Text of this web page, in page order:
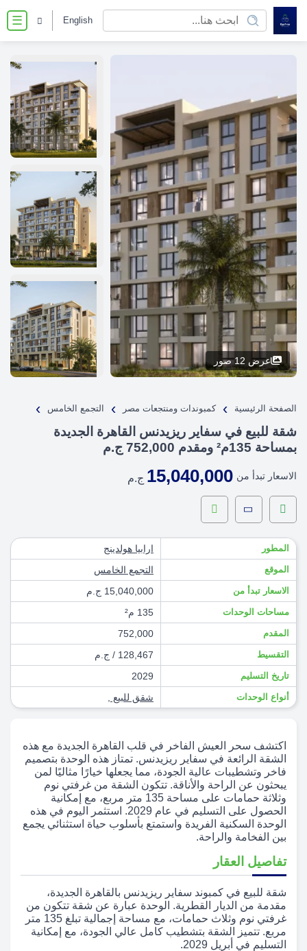
☰ English
عرض 12 صور
الصفحة الرئيسية › كمبوندات ومنتجعات مصر › التجمع الخامس ›
شقة للبيع في سفاير ريزيدنس القاهرة الجديدة
بمساحة 135م² ومقدم 752,000 ج.م
الاسعار تبدأ من 15,040,000 ج.م
المطور ارابيا هولدينج
الموقع التجمع الخامس
الاسعار تبدأ من 15,040,000 ج.م
مساحات الوحدات 135 م²
المقدم 752,000
التقسيط 128,467 / ج.م
تاريخ التسليم 2029
أنواع الوحدات شقق للبيع
اكتشف سحر العيش الفاخر في قلب القاهرة الجديدة مع هذه
الشقة الرائعة في سفاير ريزيدنس. تمتاز هذه الوحدة بتصميم
فاخر وتشطيبات عالية الجودة، مما يجعلها خيارًا مثاليًا لمن
يبحثون عن الراحة والأناقة. تتكون الشقة من غرفتي نوم
وثلاثة حمامات على مساحة 135 متر مربع، مع إمكانية
الحصول على التسليم في عام 2029. استثمر اليوم في هذه
الوحدة السكنية الفريدة واستمتع بأسلوب حياة استثنائي يجمع
بين الفخامة والراحة.
تفاصيل العقار
شقة للبيع في كمبوند سفاير ريزيدنس بالقاهرة الجديدة،
مقدمة من الديار القطرية. الوحدة عبارة عن شقة تتكون من
غرفتي نوم وثلاث حمامات، مع مساحة إجمالية تبلغ 135 متر
مربع. تتميز الشقة بتشطيب كامل عالي الجودة، مع إمكانية
التسليم في أبريل 2029.